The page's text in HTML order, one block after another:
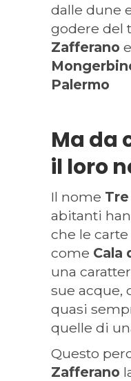
dalle dune
godere del
Zafferano
Palermo
Ma da
il loro
Il nome
abitanti
che le
come Cala
una
sue acque,
quasi
quelle di
Questo
Zafferano